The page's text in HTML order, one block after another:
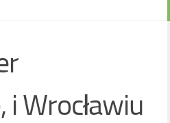
Wrocławiu